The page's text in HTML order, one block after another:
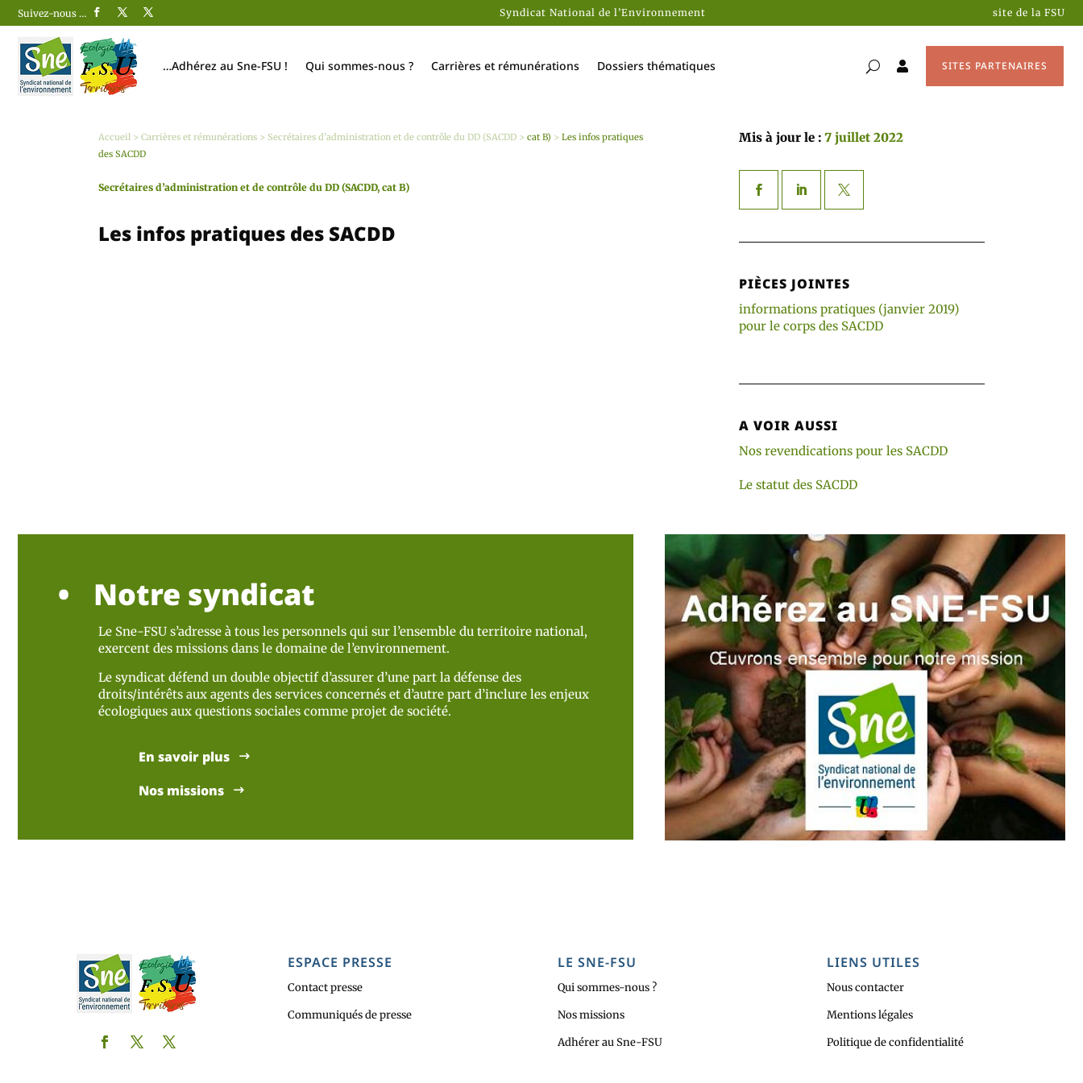
Suivez-nous … Syndicat National de l’Environnement site de la FSU
…Adhérez au Sne-FSU ! Qui sommes-nous ? Carrières et rémunérations Dossiers thématiques  SITES PARTENAIRES
Accueil > Carrières et rémunérations > Secrétaires d’administration et de contrôle du DD (SACDD > cat B) > Les infos pratiques
des SACDD
Secrétaires d’administration et de contrôle du DD (SACDD, cat B)
Les infos pratiques des SACDD
Mis à jour le : 7 juillet 2022
PIÈCES JOINTES
informations pratiques (janvier 2019)
pour le corps des SACDD
A VOIR AUSSI
Nos revendications pour les SACDD
Le statut des SACDD
Notre syndicat
Le Sne-FSU s’adresse à tous les personnels qui sur l’ensemble du territoire national,
exercent des missions dans le domaine de l’environnement.
Le syndicat défend un double objectif d’assurer d’une part la défense des
droits/intérêts aux agents des services concernés et d’autre part d’inclure les enjeux
écologiques aux questions sociales comme projet de société.
En savoir plus
Nos missions
ESPACE PRESSE
Contact presse
Communiqués de presse
LE SNE-FSU
Qui sommes-nous ?
Nos missions
Adhérer au Sne-FSU
LIENS UTILES
Nous contacter
Mentions légales
Politique de confidentialité